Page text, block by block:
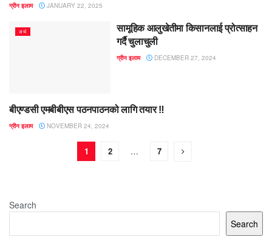
ग्रीन इलाम JANUARY 22, 2025
अर्थ
सामूहिक आलुखेतीमा किसानलाई प्रोत्साहन
गर्दै चुलाचुली
ग्रीन इलाम DECEMBER 27, 2024
पत्रपत्रिकाबाट
बीएण्डसी एमबीबीएस पठनपाठनको लागि तयार ‼️
ग्रीन इलाम NOVEMBER 24, 2024
1 2 … 7
Search
Search